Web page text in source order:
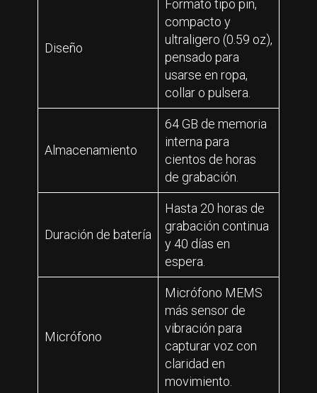
Diseño
Formato tipo pin,
compacto y
ultraligero (0.59 oz),
pensado para
usarse en ropa,
collar o pulsera.
Almacenamiento
64 GB de memoria
interna para
cientos de horas
de grabación.
Duración de batería
Hasta 20 horas de
grabación continua
y 40 días en
espera.
Micrófono
Micrófono MEMS
más sensor de
vibración para
capturar voz con
claridad en
movimiento.